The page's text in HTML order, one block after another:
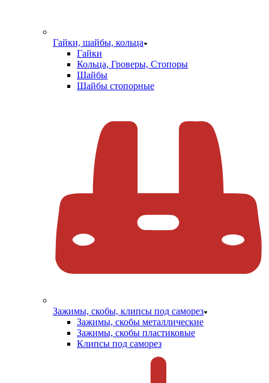
Гайки, шайбы, кольца
Гайки
Кольца, Гроверы, Стопоры
Шайбы
Шайбы стопорные
Зажимы, скобы, клипсы под саморез
Зажимы, скобы металлические
Зажимы, скобы пластиковые
Клипсы под саморез